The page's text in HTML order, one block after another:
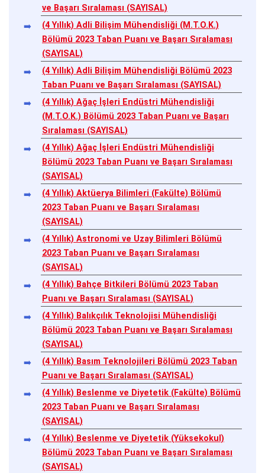
ve Başarı Sıralaması (SAYISAL)
(4 Yıllık) Adli Bilişim Mühendisliği (M.T.O.K.)
Bölümü 2023 Taban Puanı ve Başarı Sıralaması
(SAYISAL)
(4 Yıllık) Adli Bilişim Mühendisliği Bölümü 2023
Taban Puanı ve Başarı Sıralaması (SAYISAL)
(4 Yıllık) Ağaç İşleri Endüstri Mühendisliği
(M.T.O.K.) Bölümü 2023 Taban Puanı ve Başarı
Sıralaması (SAYISAL)
(4 Yıllık) Ağaç İşleri Endüstri Mühendisliği
Bölümü 2023 Taban Puanı ve Başarı Sıralaması
(SAYISAL)
(4 Yıllık) Aktüerya Bilimleri (Fakülte) Bölümü
2023 Taban Puanı ve Başarı Sıralaması
(SAYISAL)
(4 Yıllık) Astronomi ve Uzay Bilimleri Bölümü
2023 Taban Puanı ve Başarı Sıralaması
(SAYISAL)
(4 Yıllık) Bahçe Bitkileri Bölümü 2023 Taban
Puanı ve Başarı Sıralaması (SAYISAL)
(4 Yıllık) Balıkçılık Teknolojisi Mühendisliği
Bölümü 2023 Taban Puanı ve Başarı Sıralaması
(SAYISAL)
(4 Yıllık) Basım Teknolojileri Bölümü 2023 Taban
Puanı ve Başarı Sıralaması (SAYISAL)
(4 Yıllık) Beslenme ve Diyetetik (Fakülte) Bölümü
2023 Taban Puanı ve Başarı Sıralaması
(SAYISAL)
(4 Yıllık) Beslenme ve Diyetetik (Yüksekokul)
Bölümü 2023 Taban Puanı ve Başarı Sıralaması
(SAYISAL)